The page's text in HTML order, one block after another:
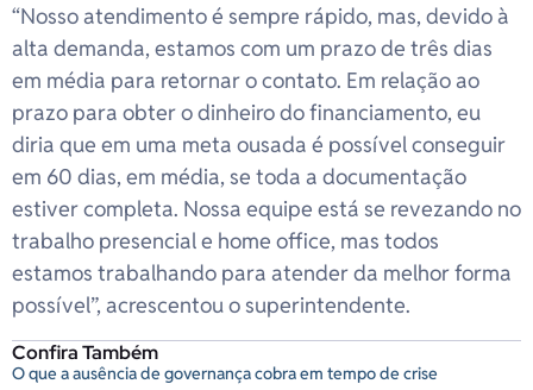
Confira Também
O que a ausência de governança cobra em tempo de crise
“Nosso atendimento é sempre rápido, mas, devido à
alta demanda, estamos com um prazo de três dias
em média para retornar o contato. Em relação ao
prazo para obter o dinheiro do financiamento, eu
diria que em uma meta ousada é possível conseguir
em 60 dias, em média, se toda a documentação
estiver completa. Nossa equipe está se revezando no
trabalho presencial e home office, mas todos
estamos trabalhando para atender da melhor forma
possível”, acrescentou o superintendente.